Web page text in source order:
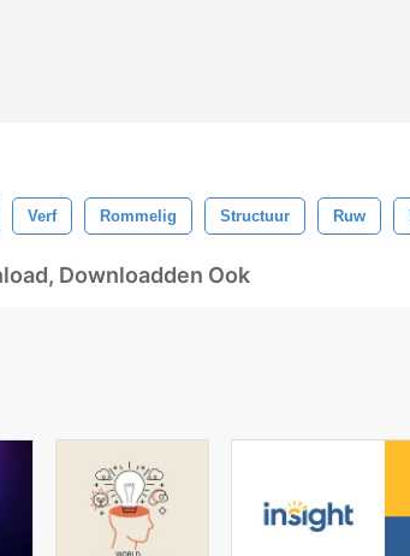
Verf Rommelig Structuur Ruw
Downloadden Ook